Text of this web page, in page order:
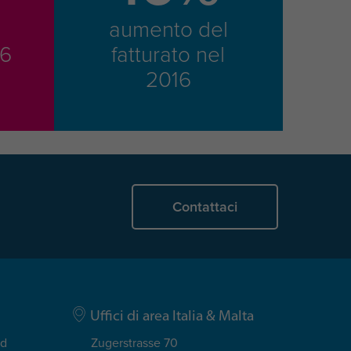
aumento del
fatturato nel
2016
Contattaci
Uffici di area Italia & Malta
Zugerstrasse 70